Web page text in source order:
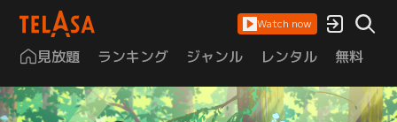
Watch now
見放題 ランキング ジャンル レンタル 無料